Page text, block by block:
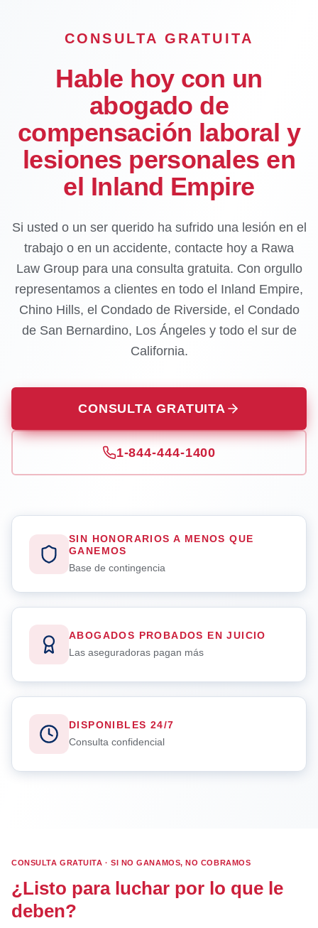
CONSULTA GRATUITA
Hable hoy con un
abogado de
compensación laboral y
lesiones personales en
el Inland Empire
Si usted o un ser querido ha sufrido una lesión en el
trabajo o en un accidente, contacte hoy a Rawa
Law Group para una consulta gratuita. Con orgullo
representamos a clientes en todo el Inland Empire,
Chino Hills, el Condado de Riverside, el Condado
de San Bernardino, Los Ángeles y todo el sur de
California.
CONSULTA GRATUITA
1-844-444-1400
SIN HONORARIOS A MENOS QUE
GANEMOS
Base de contingencia
ABOGADOS PROBADOS EN JUICIO
Las aseguradoras pagan más
DISPONIBLES 24/7
Consulta confidencial
CONSULTA GRATUITA · SI NO GANAMOS, NO COBRAMOS
¿Listo para luchar por lo que le
deben?